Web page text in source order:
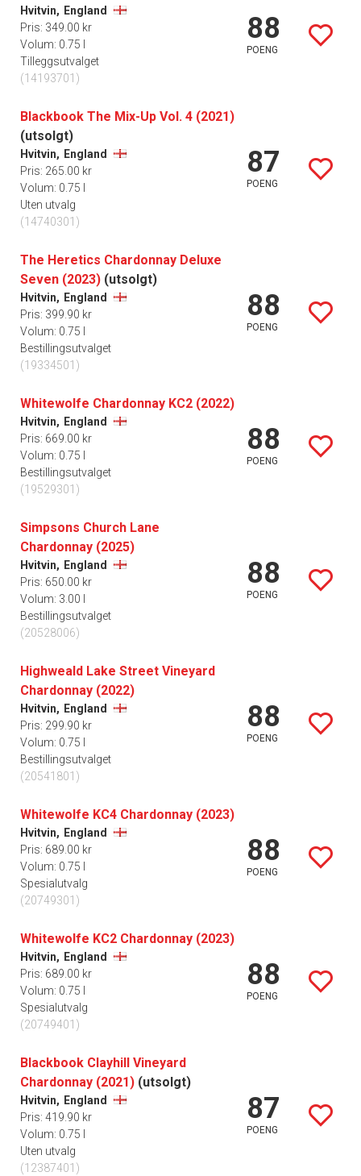
Hvitvin, England
Pris: 349.00 kr
Volum: 0.75 l
Tilleggsutvalget
(14193701)
88
POENG
Blackbook The Mix-Up Vol. 4 (2021)
(utsolgt)
Hvitvin, England
Pris: 265.00 kr
Volum: 0.75 l
Uten utvalg
(14740301)
87
POENG
The Heretics Chardonnay Deluxe
Seven (2023) (utsolgt)
Hvitvin, England
Pris: 399.90 kr
Volum: 0.75 l
Bestillingsutvalget
(19334501)
88
POENG
Whitewolfe Chardonnay KC2 (2022)
Hvitvin, England
Pris: 669.00 kr
Volum: 0.75 l
Bestillingsutvalget
(19529301)
88
POENG
Simpsons Church Lane
Chardonnay (2025)
Hvitvin, England
Pris: 650.00 kr
Volum: 3.00 l
Bestillingsutvalget
(20528006)
88
POENG
Highweald Lake Street Vineyard
Chardonnay (2022)
Hvitvin, England
Pris: 299.90 kr
Volum: 0.75 l
Bestillingsutvalget
(20541801)
88
POENG
Whitewolfe KC4 Chardonnay (2023)
Hvitvin, England
Pris: 689.00 kr
Volum: 0.75 l
Spesialutvalg
(20749301)
88
POENG
Whitewolfe KC2 Chardonnay (2023)
Hvitvin, England
Pris: 689.00 kr
Volum: 0.75 l
Spesialutvalg
(20749401)
88
POENG
Blackbook Clayhill Vineyard
Chardonnay (2021) (utsolgt)
Hvitvin, England
Pris: 419.90 kr
Volum: 0.75 l
Uten utvalg
(12387401)
87
POENG